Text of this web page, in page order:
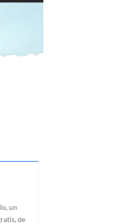
un
de